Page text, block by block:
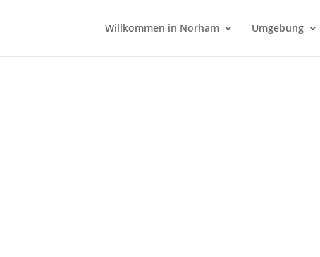
Willkommen in Norham Umgebung